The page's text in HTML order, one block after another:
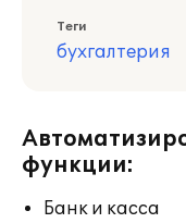
Теги
бухгалтерия
функции:
Банк и касса